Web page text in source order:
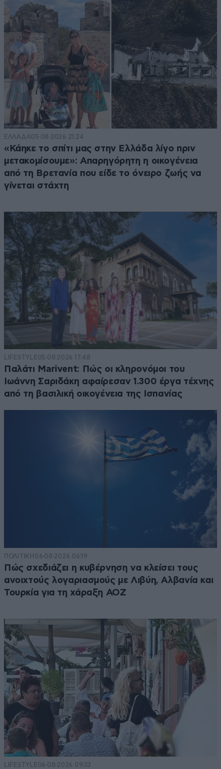
ΕΛΛΑΔΑ05·08·2026 21:24
«Κάηκε το σπίτι μας στην Ελλάδα λίγο πριν
μετακομίσουμε»: Απαρηγόρητη η οικογένεια
από τη Βρετανία που είδε το όνειρο ζωής να
γίνεται στάχτη
LIFESTYLE05·08·2026 17:48
Παλάτι Marivent: Πώς οι κληρονόμοι του
Ιωάννη Σαριδάκη αφαίρεσαν 1.300 έργα τέχνης
από τη βασιλική οικογένεια της Ισπανίας
ΠΟΛΙΤΙΚΗ 06·08·2026 06:19
Πώς σχεδιάζει η κυβέρνηση να κλείσει τους
ανοιχτούς λογαριασμούς με Λιβύη, Αλβανία και
Τουρκία για τη χάραξη ΑΟΖ
LIFESTYLE06·08·2026 09:33